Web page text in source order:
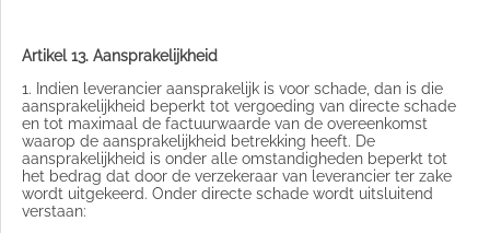
Artikel 13. Aansprakelijkheid
1. Indien leverancier aansprakelijk is voor schade, dan is die
aansprakelijkheid beperkt tot vergoeding van directe schade
en tot maximaal de factuurwaarde van de overeenkomst
waarop de aansprakelijkheid betrekking heeft. De
aansprakelijkheid is onder alle omstandigheden beperkt tot
het bedrag dat door de verzekeraar van leverancier ter zake
wordt uitgekeerd. Onder directe schade wordt uitsluitend
verstaan: